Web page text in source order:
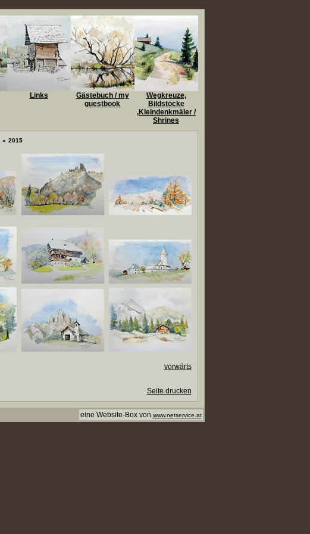
Links
Gästebuch / my
guestbook
Wegkreuze,
Bildstöcke
,Kleindenkmäler /
Shrines
» 2015
vorwärts
Seite drucken
eine Website-Box von www.netservice.at